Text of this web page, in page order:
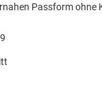
Passform ohne